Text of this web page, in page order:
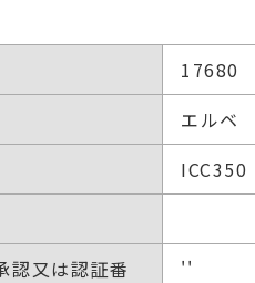
17680
エルベ
ICC350
認又は認証番
''